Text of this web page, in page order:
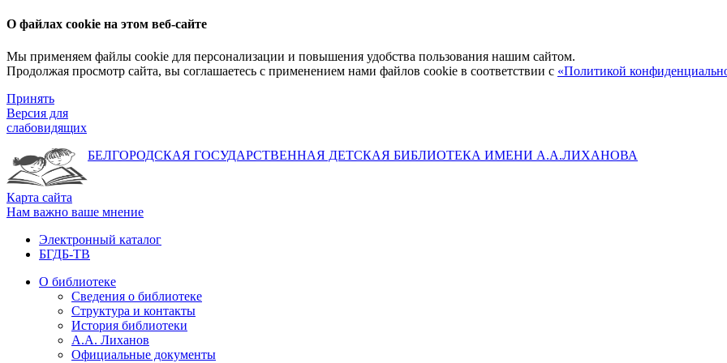
О файлах cookie на этом веб-сайте
Мы применяем файлы cookie для персонализации и повышения удобства пользования нашим сайтом.
Продолжая просмотр сайта, вы соглашаетесь с применением нами файлов cookie в соответствии с «Политикой
Принять
Версия для
слабовидящих
БЕЛГОРОДСКАЯ ГОСУДАРСТВЕННАЯ ДЕТСКАЯ БИБЛИОТЕКА ИМЕНИ А.А.ЛИХАНОВА
Карта сайта
Нам важно ваше мнение
Электронный каталог
БГДБ-ТВ
О библиотеке
Сведения о библиотеке
Структура и контакты
История библиотеки
А.А. Лиханов
Официальные документы